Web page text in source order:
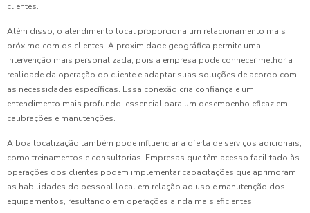
clientes.
Além disso, o atendimento local proporciona um relacionamento mais
próximo com os clientes. A proximidade geográfica permite uma
intervenção mais personalizada, pois a empresa pode conhecer melhor a
realidade da operação do cliente e adaptar suas soluções de acordo com
as necessidades específicas. Essa conexão cria confiança e um
entendimento mais profundo, essencial para um desempenho eficaz em
calibrações e manutenções.
A boa localização também pode influenciar a oferta de serviços adicionais,
como treinamentos e consultorias. Empresas que têm acesso facilitado às
operações dos clientes podem implementar capacitações que aprimoram
as habilidades do pessoal local em relação ao uso e manutenção dos
equipamentos, resultando em operações ainda mais eficientes.